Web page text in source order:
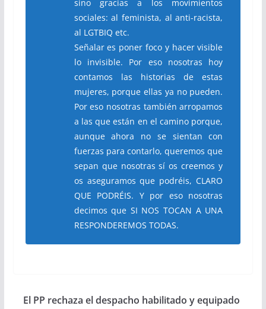
sino gracias a los movimientos
sociales: al feminista, al anti-racista,
al LGTBIQ etc.
Señalar es poner foco y hacer visible
lo invisible. Por eso nosotras hoy
contamos las historias de estas
mujeres, porque ellas ya no pueden.
Por eso nosotras también arropamos
a las que están en el camino porque,
aunque ahora no se sientan con
fuerzas para contarlo, queremos que
sepan que nosotras sí os creemos y
os aseguramos que podréis, CLARO
QUE PODRÉIS. Y por eso nosotras
decimos que SI NOS TOCAN A UNA
RESPONDEREMOS TODAS.
El PP rechaza el despacho habilitado y equipado